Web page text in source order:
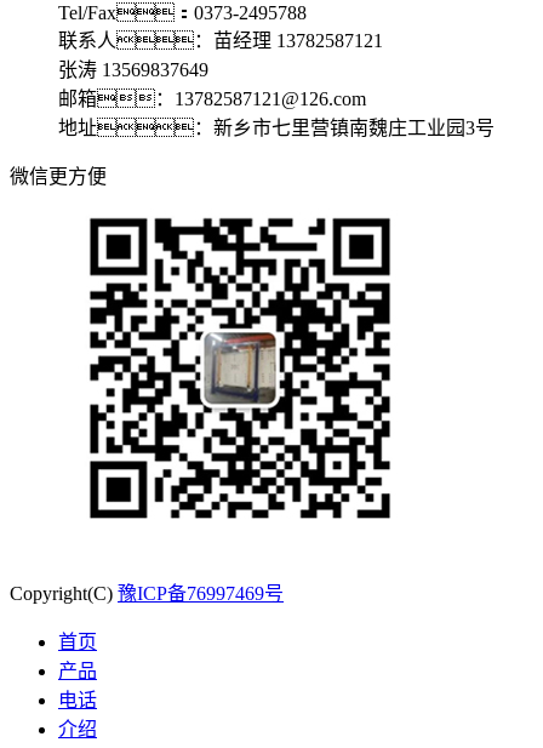
Tel/Fax：0373-2495788
联系人：苗经理 13782587121
张涛 13569837649
邮箱：13782587121@126.com
地址：新乡市七里营镇南魏庄工业园3号
微信更方便
Copyright(C) 豫ICP备76997469号
首页
产品
电话
介绍